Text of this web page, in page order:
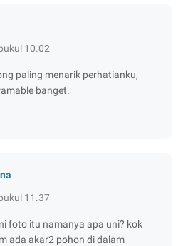
10.02
paling menarik perhatianku,
banget.
11.37
foto itu namanya apa uni? kok
ada akar2 pohon di dalam